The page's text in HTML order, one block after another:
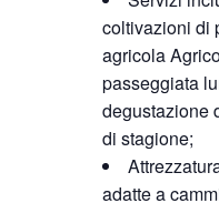
coltivazioni di
agricola
passeggiata
degustazione
di stagione;
adatte a